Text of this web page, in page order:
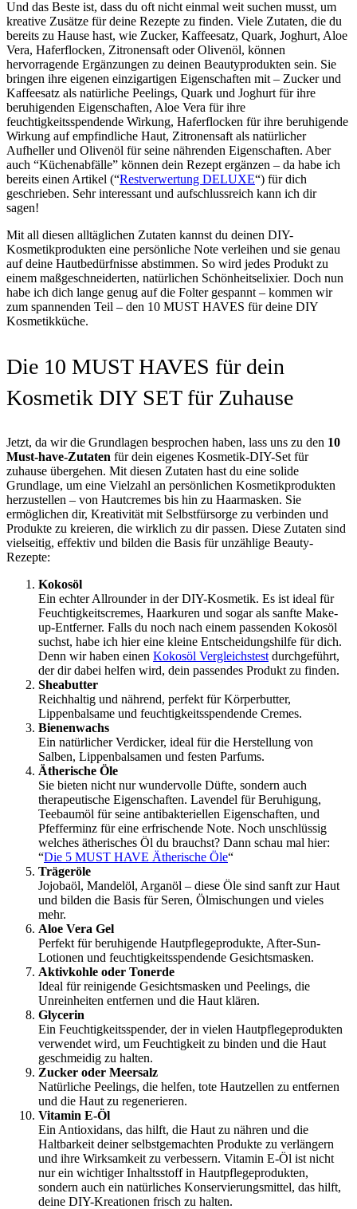
Und das Beste ist, dass du oft nicht einmal weit suchen musst, um
kreative Zusätze für deine Rezepte zu finden. Viele Zutaten, die du
bereits zu Hause hast, wie Zucker, Kaffeesatz, Quark, Joghurt, Aloe
Vera, Haferflocken, Zitronensaft oder Olivenöl, können
hervorragende Ergänzungen zu deinen Beautyprodukten sein. Sie
bringen ihre eigenen einzigartigen Eigenschaften mit – Zucker und
Kaffeesatz als natürliche Peelings, Quark und Joghurt für ihre
beruhigenden Eigenschaften, Aloe Vera für ihre
feuchtigkeitsspendende Wirkung, Haferflocken für ihre beruhigende
Wirkung auf empfindliche Haut, Zitronensaft als natürlicher
Aufheller und Olivenöl für seine nährenden Eigenschaften. Aber
auch “Küchenabfälle” können dein Rezept ergänzen – da habe ich
bereits einen Artikel (“Restverwertung DELUXE“) für dich
geschrieben. Sehr interessant und aufschlussreich kann ich dir
sagen!
Mit all diesen alltäglichen Zutaten kannst du deinen DIY-
Kosmetikprodukten eine persönliche Note verleihen und sie genau
auf deine Hautbedürfnisse abstimmen. So wird jedes Produkt zu
einem maßgeschneiderten, natürlichen Schönheitselixier. Doch nun
habe ich dich lange genug auf die Folter gespannt – kommen wir
zum spannenden Teil – den 10 MUST HAVES für deine DIY
Kosmetikküche.
Die 10 MUST HAVES für dein
Kosmetik DIY SET für Zuhause
Jetzt, da wir die Grundlagen besprochen haben, lass uns zu den 10
Must-have-Zutaten für dein eigenes Kosmetik-DIY-Set für
zuhause übergehen. Mit diesen Zutaten hast du eine solide
Grundlage, um eine Vielzahl an persönlichen Kosmetikprodukten
herzustellen – von Hautcremes bis hin zu Haarmasken. Sie
ermöglichen dir, Kreativität mit Selbstfürsorge zu verbinden und
Produkte zu kreieren, die wirklich zu dir passen. Diese Zutaten sind
vielseitig, effektiv und bilden die Basis für unzählige Beauty-
Rezepte:
Kokosöl
Ein echter Allrounder in der DIY-Kosmetik. Es ist ideal für
Feuchtigkeitscremes, Haarkuren und sogar als sanfte Make-
up-Entferner. Falls du noch nach einem passenden Kokosöl
suchst, habe ich hier eine kleine Entscheidungshilfe für dich.
Denn wir haben einen Kokosöl Vergleichstest durchgeführt,
der dir dabei helfen wird, dein passendes Produkt zu finden.
Sheabutter
Reichhaltig und nährend, perfekt für Körperbutter,
Lippenbalsame und feuchtigkeitsspendende Cremes.
Bienenwachs
Ein natürlicher Verdicker, ideal für die Herstellung von
Salben, Lippenbalsamen und festen Parfums.
Ätherische Öle
Sie bieten nicht nur wundervolle Düfte, sondern auch
therapeutische Eigenschaften. Lavendel für Beruhigung,
Teebaumöl für seine antibakteriellen Eigenschaften, und
Pfefferminz für eine erfrischende Note. Noch unschlüssig
welches ätherisches Öl du brauchst? Dann schau mal hier:
“Die 5 MUST HAVE Ätherische Öle“
Trägeröle
Jojobaöl, Mandelöl, Arganöl – diese Öle sind sanft zur Haut
und bilden die Basis für Seren, Ölmischungen und vieles
mehr.
Aloe Vera Gel
Perfekt für beruhigende Hautpflegeprodukte, After-Sun-
Lotionen und feuchtigkeitsspendende Gesichtsmasken.
Aktivkohle oder Tonerde
Ideal für reinigende Gesichtsmasken und Peelings, die
Unreinheiten entfernen und die Haut klären.
Glycerin
Ein Feuchtigkeitsspender, der in vielen Hautpflegeprodukten
verwendet wird, um Feuchtigkeit zu binden und die Haut
geschmeidig zu halten.
Zucker oder Meersalz
Natürliche Peelings, die helfen, tote Hautzellen zu entfernen
und die Haut zu regenerieren.
Vitamin E-Öl
Ein Antioxidans, das hilft, die Haut zu nähren und die
Haltbarkeit deiner selbstgemachten Produkte zu verlängern
und ihre Wirksamkeit zu verbessern. Vitamin E-Öl ist nicht
nur ein wichtiger Inhaltsstoff in Hautpflegeprodukten,
sondern auch ein natürliches Konservierungsmittel, das hilft,
deine DIY-Kreationen frisch zu halten.